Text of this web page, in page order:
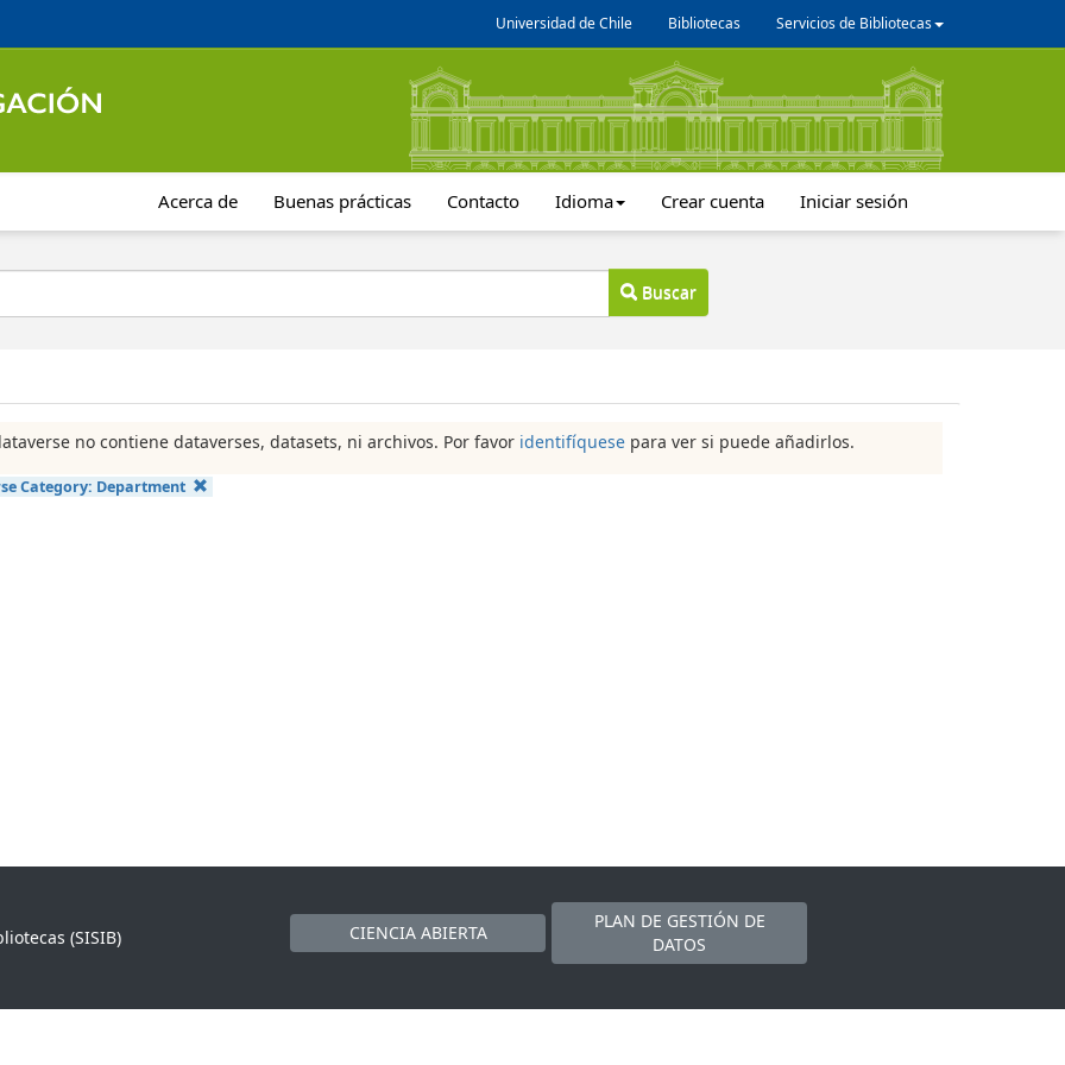
Universidad de Chile Bibliotecas Servicios de Bibliotecas
Acerca de Buenas prácticas Contacto Idioma Crear cuenta Iniciar sesión
Buscar
no contiene dataverses, datasets, ni archivos. Por favor identifíquese para ver si puede añadirlos.
Category: Department
(SISIB)
CIENCIA ABIERTA
PLAN DE GESTIÓN DE
DATOS